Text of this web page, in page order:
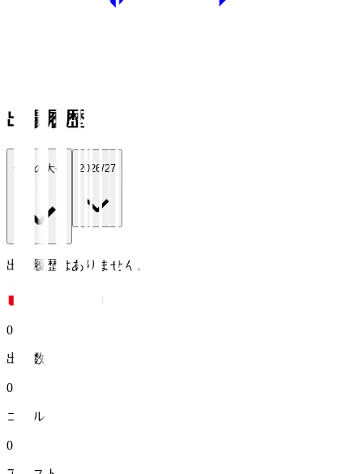
出場履歴
全ての大会 2026/27
出場履歴はありません。
0
出場数
0
ゴール
0